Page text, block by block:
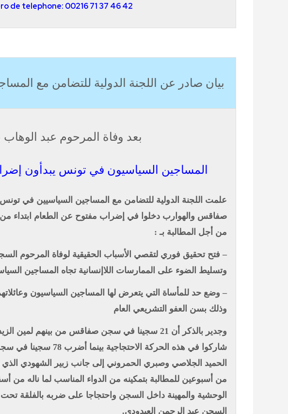
de telephone: 00216 71 37 46 42
بيان صادر عن اللجنة الدولية للتضامن مع
بعد وفاة المرحوم عبد
المساجين السياسيون في تونس يبدأون
من أجل المطالبة بـ :
– فتح تحقيق فوري لتقصي الأسباب الحقيقية لوفاة المرحوم
وتسليط الضوء على الممارسات اللاإنسانية تجاه المساجين
– وضع حد للمأساة التي يتعرض لها المساجين السياسيون
وذلك بسن العفو التشريعي العام
وجدير بالذكر أن 21 سجينا في سجن صفاقس من بينهم
شاركوا في هذه الحركة
الحميد الجلاصي وصبري الحمروني إلى جانب زبير الشهودي
من أسبوعين للمطالبة بتمكينه من الدواء المناسب لما ناله من
الوحشية والمهينة داخل السجن واحتجاجا على ضربه بالفلقة تحت
السجن عبد الرحمن العيدودي.